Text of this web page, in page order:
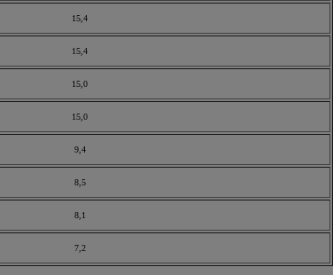
15,4
15,4
15,0
15,0
9,4
8,5
8,1
7,2